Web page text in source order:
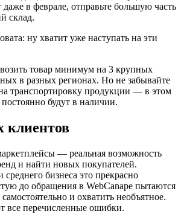
в феврале, отправьте большую часть
склад.
товар минимум на 3 крупных
в разных регионах. Но не забывайте
транспортировку продукции — в этом
будут в наличии.
— реальная возможность
и найти новых покупателей.
бизнеса это прекрасно
до обращения в WebCanape пытаются
самостоятельно и охватить необъятное.
все перечисленные ошибки.